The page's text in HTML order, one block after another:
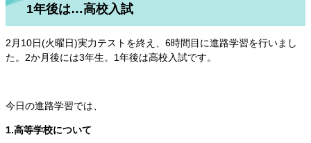
1年後は…高校入試
2月10日(火曜日)実力テストを終え、6時間目に進路学習を行いまし
た。2か月後には3年生。1年後は高校入試です。
今日の進路学習では、
1.高等学校について